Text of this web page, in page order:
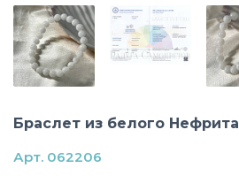
Браслет из белого Нефрита
Арт. 062206